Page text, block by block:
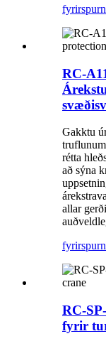
fyrirspurn
RC-
Gakktu
rétta
að sýna
allar
fyrirspurn
RC-
fyrir